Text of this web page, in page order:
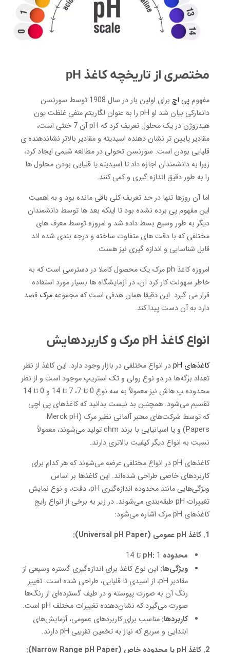
مختصری از تاریخچه کاغذ pH
مفهومپی اچ
برای اولین بار در سال 1908 توسط سورنسن
دانمارکی بیان شد
او pH را به عنوان لگاریتم منفی غلظت یون
هیدروژن در یک محلول تعریف کرد که pH آن 7 خنثی است،
مقادیر پایین تر نشان دهنده اسیدیته و مقادیر بالاتر نشاندهنده ی
قلیایی بودن است. سورنسن تحولی در مطالعه شیمی ایجاد کرد،
زیرا به دانشمندان اجازه داد تا اسیدیته یا قلیایی بودن محلول ها
را به طور دقیق اندازه گیری و کمی کنند.
اما آن روزها تنها در حد تعریف کلی باقی مانده بود و به اهمیت
این مفهوم پی برده نشده بود تا اینکه بعد ها توسط دانشمندان
دیگر به طور وسیع بسط داده شد و امروزه توسط معرف های
مختلفی که با دقت های متفاوت ساخته و درجه بندی شده اند
قابل شناسایی و اندازه گیری نیز هست.
امروزه کاغذ ph مرک یک محصول کاملا در دسترسی است که به
خاطر سهولت کار کرد آن، در آزمایشگاه ها بسیار مورد استفاده
قرار می گیرد. این دقیقا همان هدفی است که مجموعه مرک قصد
دارد به آن دست پیدا کند.
انواع کاغذ pH مرک و کاربردهایش
کاغذهای pH
در انواع مختلفی در بازار وجود دارد. این کاغذ از نظر
تعداد برگه‌ها در دو نوع رولی و تک استریپ موجود است و از نظر
محدوده پ هاش نیز معمولاً به سه نوع 0 تا 7، 7 تا 14 و 0 تا 14
تقسیم می‌شود. همچنین بد نیست بدانید که کاغذهای پی اچی
که توسط شرکت‌های معتبر آلمانی نظیر مرک (Merck pH
Papers) و یا اسپانیایی با برند chm تولید می‌شوند، معمولاً
نسبت به انواع دیگر کیفیت بالاتری دارند.
کاغذهای pH در انواع مختلفی عرضه می‌شوند که هر کدام برای
کاربردهای خاصی طراحی شده‌اند. این کاغذها بر اساس
ویژگی‌هایی مانند محدوده اندازه‌گیری pH، دقت، و نوع نمایش
تغییرات pH طبقه‌بندی می‌شوند. در زیر به برخی از انواع رایج
کاغذهای pH مرک اشاره می‌شود:
1. کاغذ pH عمومی (Universal pH Paper):
محدوده pH: 1 تا 14
ویژگی‌ها: این نوع کاغذ برای اندازه‌گیری گستره وسیعی از
مقادیر pH، از اسیدی تا قلیایی، طراحی شده است. تغییر
رنگ آن به صورت پیوسته و در طیف گسترده‌ای از رنگ‌ها
صورت می‌گیرد که نشان‌دهنده تغییرات مختلف pH است.
کاربردها: مناسب برای کاربردهای عمومی، آزمایش‌های
ابتدایی و سریع که نیاز به تخمین تقریبی pH دارند.
2. کاغذ pH با محدوده خاص (Narrow Range pH Paper):